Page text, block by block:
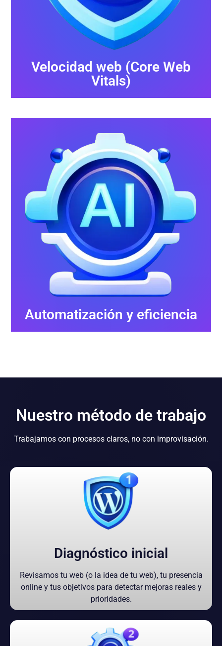
Velocidad web (Core Web
Vitals)
Automatización y eficiencia
Nuestro método de trabajo
Trabajamos con procesos claros, no con improvisación.
Diagnóstico inicial
Revisamos tu web (o la idea de tu web), tu presencia
online y tus objetivos para detectar mejoras reales y
prioridades.